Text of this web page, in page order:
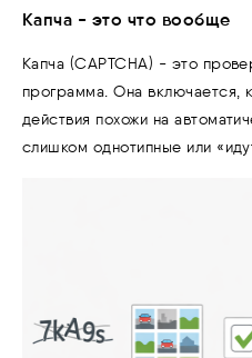
Капча - это что вообще
Капча (CAPTCHA) - это
программа. Она включается,
действия похожи на
слишком однотипные или